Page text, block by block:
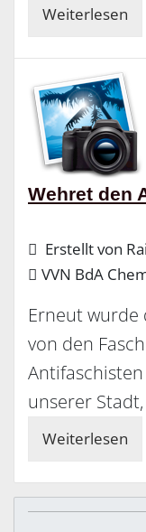
Weiterlesen
Wehret den
Erstellt von
VVN BdA
Erneut wurde
von den
unserer
Weiterlesen